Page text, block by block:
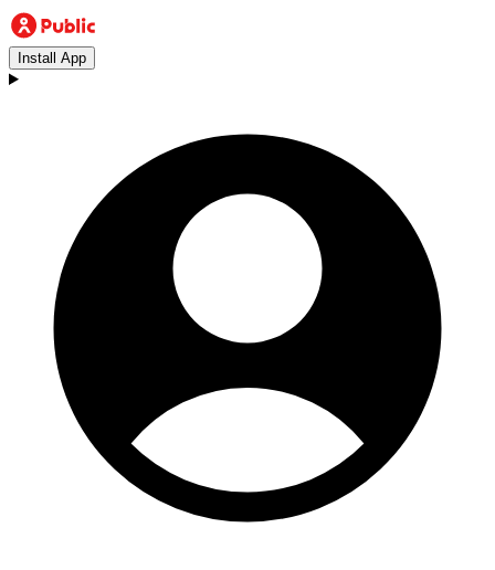
Install App